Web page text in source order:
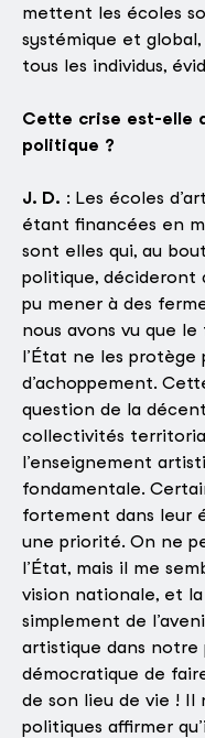
mettent les écoles
systémique et
tous les individus,
Cette crise est-elle
politique ?
J. D. : Les écoles
étant financées en
sont elles qui, au
politique, décideront
pu mener à des
nous avons vu que
l’État ne les protège
d’achoppement.
question de la
collectivités
l’enseignement
fondamentale.
fortement dans leur
une priorité. On ne
l’État, mais il me
vision nationale, et
simplement de
artistique dans notre
démocratique de
de son lieu de vie ! Il
politiques affirmer